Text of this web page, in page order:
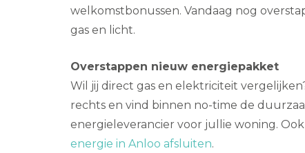
welkomstbonussen. Vandaag nog
gas en licht.
Overstappen nieuw energiepakket
Wil jij direct gas en elektriciteit
rechts en vind binnen no-time de
energieleverancier voor jullie woning.
energie in Anloo afsluiten.